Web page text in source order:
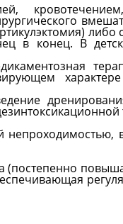
либо
в конец. В
(постепенно